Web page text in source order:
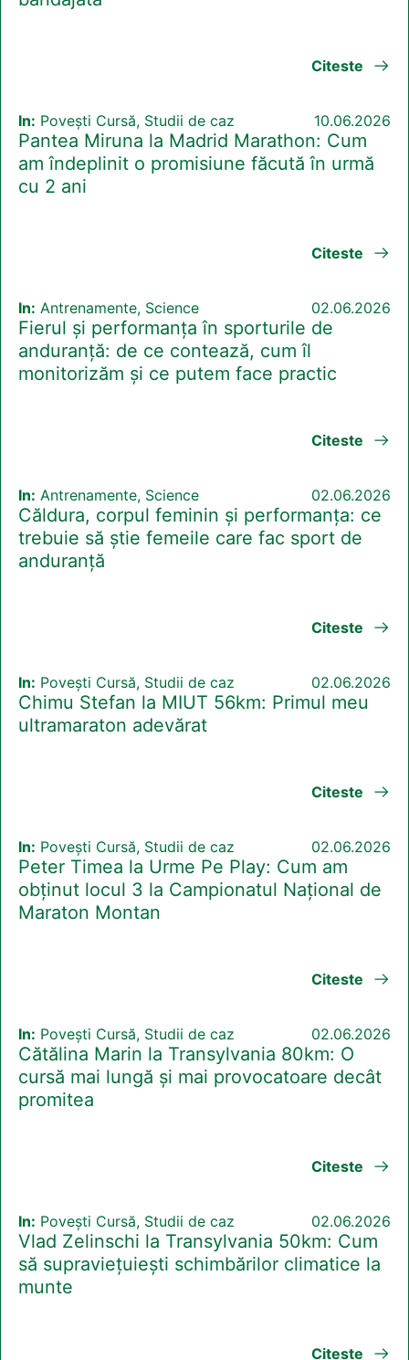
Citeste
In: Povești Cursă, Studii de caz 10.06.2026
Pantea Miruna la Madrid Marathon: Cum
am îndeplinit o promisiune făcută în urmă
cu 2 ani
Citeste
In: Antrenamente, Science 02.06.2026
Fierul și performanța în sporturile de
anduranță: de ce contează, cum îl
monitorizăm și ce putem face practic
Citeste
In: Antrenamente, Science 02.06.2026
Căldura, corpul feminin și performanța: ce
trebuie să știe femeile care fac sport de
anduranță
Citeste
In: Povești Cursă, Studii de caz 02.06.2026
Chimu Stefan la MIUT 56km: Primul meu
ultramaraton adevărat
Citeste
In: Povești Cursă, Studii de caz 02.06.2026
Peter Timea la Urme Pe Play: Cum am
obținut locul 3 la Campionatul Național de
Maraton Montan
Citeste
In: Povești Cursă, Studii de caz 02.06.2026
Cătălina Marin la Transylvania 80km: O
cursă mai lungă și mai provocatoare decât
promitea
Citeste
In: Povești Cursă, Studii de caz 02.06.2026
Vlad Zelinschi la Transylvania 50km: Cum
să supraviețuiești schimbărilor climatice la
munte
Citeste